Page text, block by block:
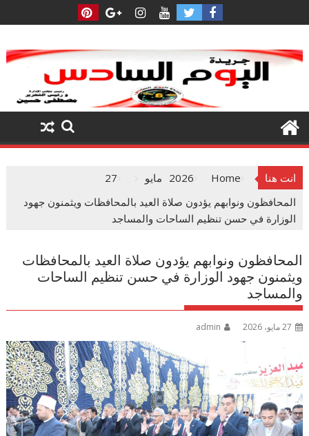
to
انت هنا Home
2026 مايو
27
المحافظون ونوابهم يؤدون صلاة العيد بالمحافظات ويثمنون جهود
الوزارة في حسن تنظيم الساحات والمساجد
المحافظون ونوابهم يؤدون صلاة العيد بالمحافظات
ويثمنون جهود الوزارة في حسن تنظيم الساحات
والمساجد
27 مايو، 2026 admin